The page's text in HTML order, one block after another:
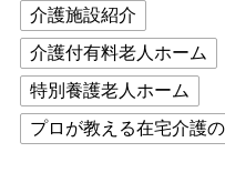
介護施設紹介
介護付有料老人ホーム
特別養護老人ホーム
プロが教える在宅介護